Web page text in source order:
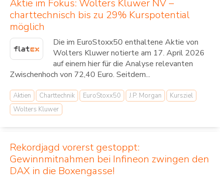
Aktie im Fokus: Wolters Kluwer NV –
charttechnisch bis zu 29% Kurspotential
möglich
Die im EuroStoxx50 enthaltene Aktie von
Wolters Kluwer notierte am 17. April 2026
auf einem hier für die Analyse relevanten
Zwischenhoch von 72,40 Euro. Seitdem...
Aktien Charttechnik EuroStoxx50 J.P. Morgan
Kursziel
Wolters Kluwer
Rekordjagd vorerst gestoppt:
Gewinnmitnahmen bei Infineon zwingen den
DAX in die Boxengasse!